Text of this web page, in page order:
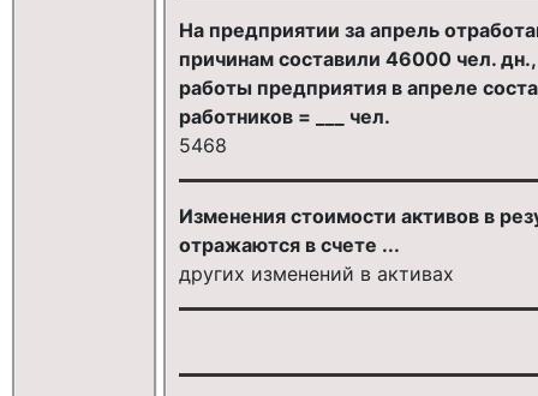
На предприятии за апрель
причинам составили 46000 чел.
работы предприятия в апреле
работников = ___ чел.
5468
Изменения стоимости активов в
отражаются в счете ...
других изменений в активах